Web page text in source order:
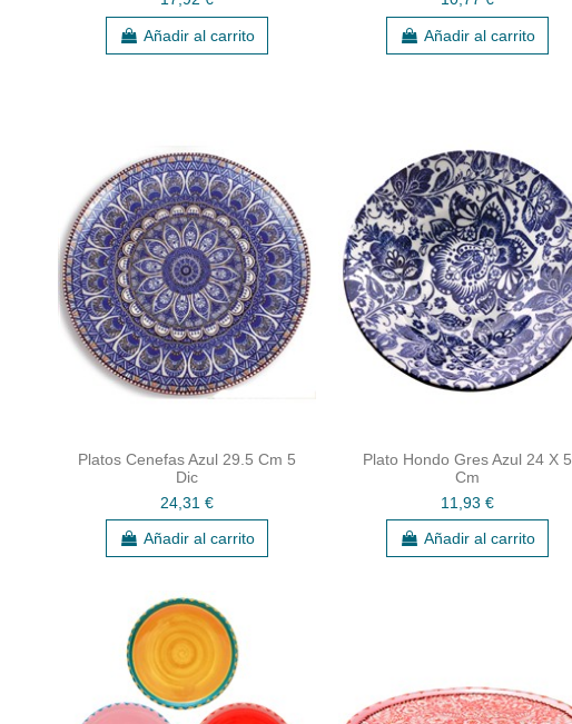
Añadir al carrito Añadir al carrito
Platos Cenefas Azul 29.5 Cm 5
Dic
24,31 €
Añadir al carrito
Plato Hondo Gres Azul 24 X 5
Cm
11,93 €
Añadir al carrito